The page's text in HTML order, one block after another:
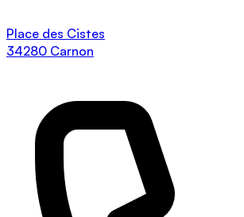
Place des Cistes
34280 Carnon